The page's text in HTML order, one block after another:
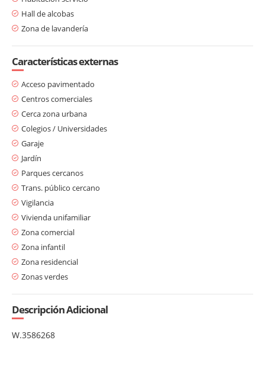
Hall de alcobas
Zona de lavandería
Características externas
Acceso pavimentado
Centros comerciales
Cerca zona urbana
Colegios / Universidades
Garaje
Jardín
Parques cercanos
Trans. público cercano
Vigilancia
Vivienda unifamiliar
Zona comercial
Zona infantil
Zona residencial
Zonas verdes
Descripción Adicional
W.3586268